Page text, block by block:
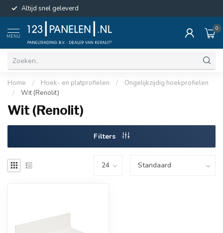
Altijd snel geleverd
MENU
0
Home / Hoek- en platprofielen /
Ongelijkzijdig hoekprofielen
/
Wit (Renolit)
Wit (Renolit)
Filters